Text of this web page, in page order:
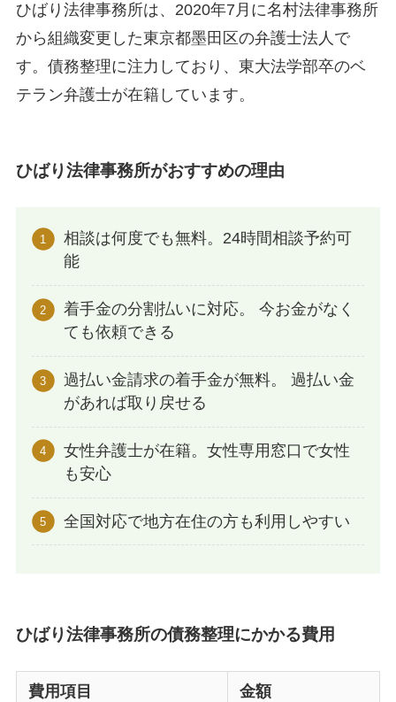
ひばり法律事務所は、2020年7月に名村法律事務所
から組織変更した東京都墨田区の弁護士法人で
す。債務整理に注力しており、東大法学部卒のベ
テラン弁護士が在籍しています。
ひばり法律事務所がおすすめの理由
相談は何度でも無料。24時間相談予約可
能
着手金の分割払いに対応。 今お金がなく
ても依頼できる
過払い金請求の着手金が無料。 過払い金
があれば取り戻せる
女性弁護士が在籍。女性専用窓口で女性
も安心
全国対応で地方在住の方も利用しやすい
ひばり法律事務所の債務整理にかかる費用
費用項目 金額